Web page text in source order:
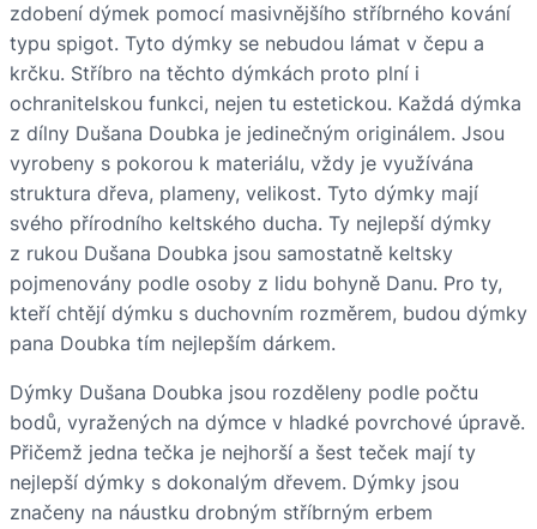
zdobení dýmek pomocí masivnějšího stříbrného kování
typu spigot. Tyto dýmky se nebudou lámat v čepu a
krčku. Stříbro na těchto dýmkách proto plní i
ochranitelskou funkci, nejen tu estetickou. Každá dýmka
z dílny Dušana Doubka je jedinečným originálem. Jsou
vyrobeny s pokorou k materiálu, vždy je využívána
struktura dřeva, plameny, velikost. Tyto dýmky mají
svého přírodního keltského ducha. Ty nejlepší dýmky
z rukou Dušana Doubka jsou samostatně keltsky
pojmenovány podle osoby z lidu bohyně Danu. Pro ty,
kteří chtějí dýmku s duchovním rozměrem, budou dýmky
pana Doubka tím nejlepším dárkem.
Dýmky Dušana Doubka jsou rozděleny podle počtu
bodů, vyražených na dýmce v hladké povrchové úpravě.
Přičemž jedna tečka je nejhorší a šest teček mají ty
nejlepší dýmky s dokonalým dřevem. Dýmky jsou
značeny na náustku drobným stříbrným erbem